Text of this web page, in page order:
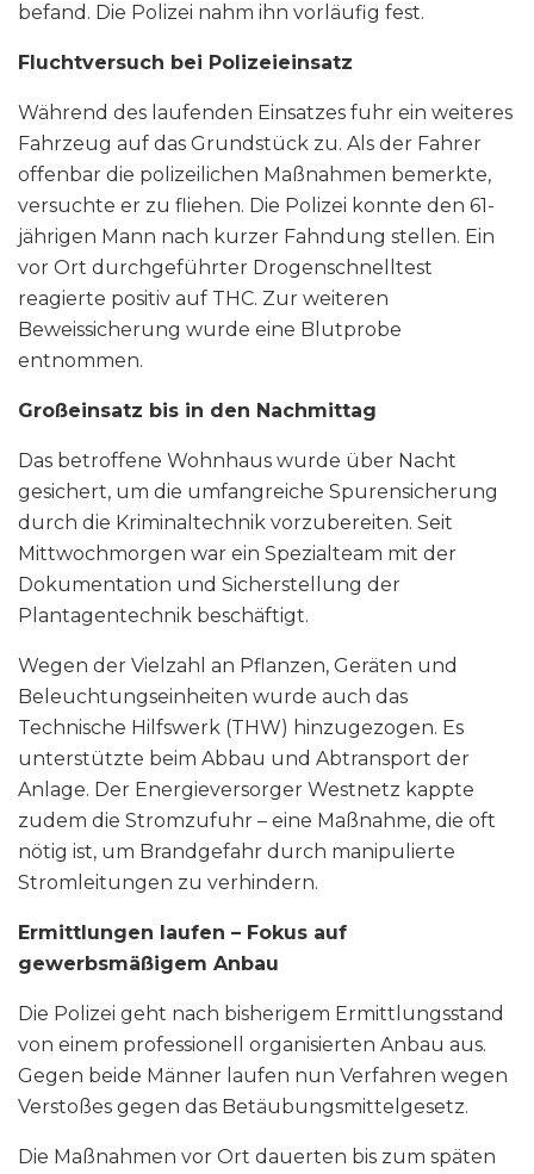
befand. Die Polizei nahm ihn vorläufig fest.
Fluchtversuch bei Polizeieinsatz
Während des laufenden Einsatzes fuhr ein weiteres
Fahrzeug auf das Grundstück zu. Als der Fahrer
offenbar die polizeilichen Maßnahmen bemerkte,
versuchte er zu fliehen. Die Polizei konnte den 61-
jährigen Mann nach kurzer Fahndung stellen. Ein
vor Ort durchgeführter Drogenschnelltest
reagierte positiv auf THC. Zur weiteren
Beweissicherung wurde eine Blutprobe
entnommen.
Großeinsatz bis in den Nachmittag
Das betroffene Wohnhaus wurde über Nacht
gesichert, um die umfangreiche Spurensicherung
durch die Kriminaltechnik vorzubereiten. Seit
Mittwochmorgen war ein Spezialteam mit der
Dokumentation und Sicherstellung der
Plantagentechnik beschäftigt.
Wegen der Vielzahl an Pflanzen, Geräten und
Beleuchtungseinheiten wurde auch das
Technische Hilfswerk (THW) hinzugezogen. Es
unterstützte beim Abbau und Abtransport der
Anlage. Der Energieversorger Westnetz kappte
zudem die Stromzufuhr – eine Maßnahme, die oft
nötig ist, um Brandgefahr durch manipulierte
Stromleitungen zu verhindern.
Ermittlungen laufen – Fokus auf
gewerbsmäßigem Anbau
Die Polizei geht nach bisherigem Ermittlungsstand
von einem professionell organisierten Anbau aus.
Gegen beide Männer laufen nun Verfahren wegen
Verstoßes gegen das Betäubungsmittelgesetz.
Die Maßnahmen vor Ort dauerten bis zum späten